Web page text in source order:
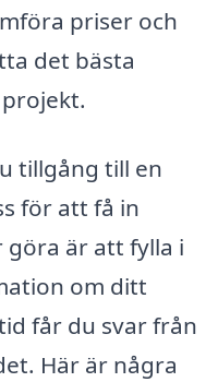
priser och
det bästa
tillgång till en
för att få in
är att fylla i
om ditt
får du svar från
Här är några